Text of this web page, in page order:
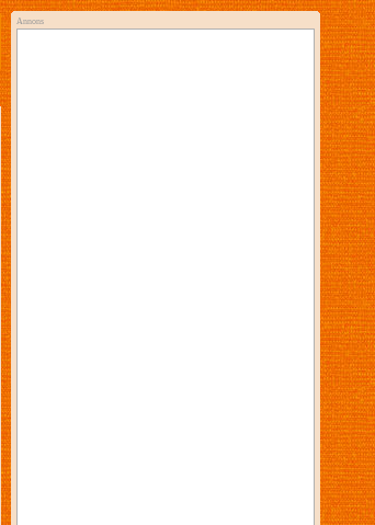
Annons